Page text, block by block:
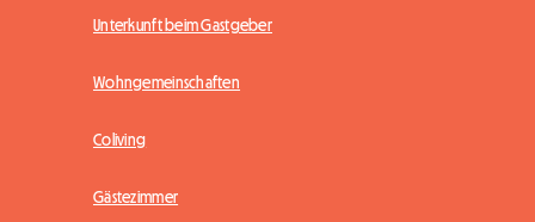
Unterkunft beim Gastgeber
Wohngemeinschaften
Coliving
Gästezimmer